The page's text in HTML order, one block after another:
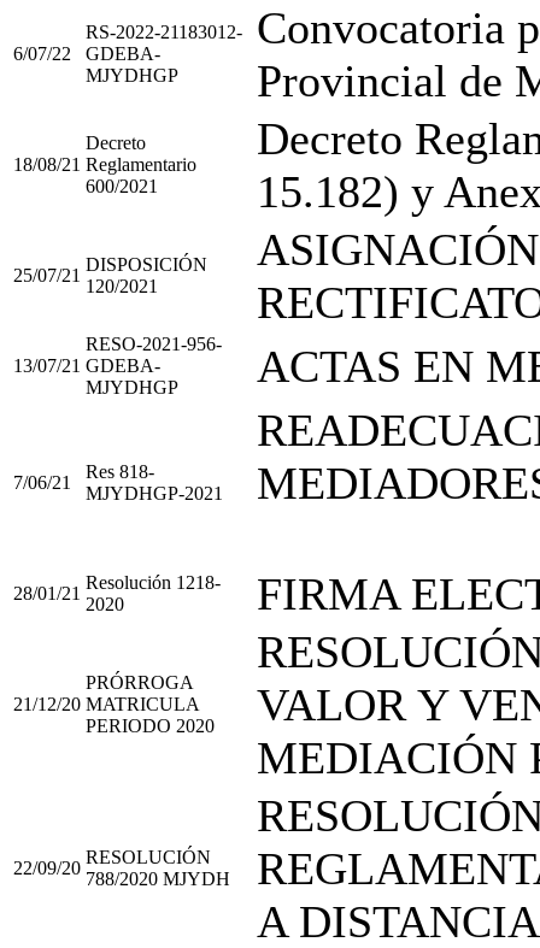
6/07/22
RS-2022-21183012-
GDEBA-
MJYDHGP
Convocatoria
Provincial de
18/08/21
Decreto
Reglamentario
600/2021
Decreto
15.182) y
25/07/21
DISPOSICIÓN
120/2021
13/07/21
RESO-2021-956-
GDEBA-
MJYDHGP
ACTAS EN
7/06/21
Res 818-
MJYDHGP-2021
28/01/21
Resolución 1218-
2020
FIRMA
21/12/20
PRÓRROGA
MATRICULA
PERIODO 2020
VALOR Y
MEDIACIÓN
22/09/20
RESOLUCIÓN
788/2020 MJYDH
A DISTANCIA